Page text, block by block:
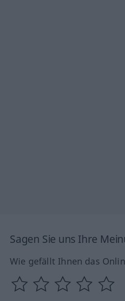
Sagen Sie uns Ihre
Wie gefällt Ihnen das